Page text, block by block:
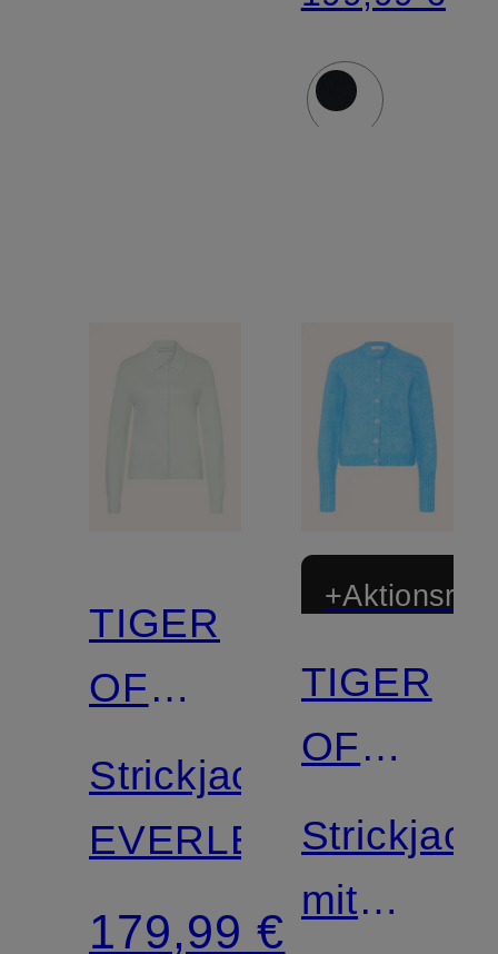
TIGER
OF
SWEDEN
Strickjacke
EVERLEE
179,99 €
TIGER
OF
SWEDEN
mit